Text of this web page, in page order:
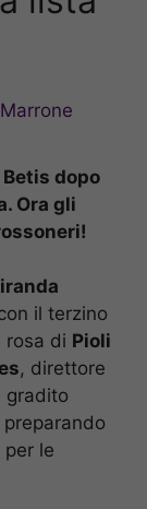
dopo
Ora gli
il terzino
rosa di Pioli
, direttore
gradito
le